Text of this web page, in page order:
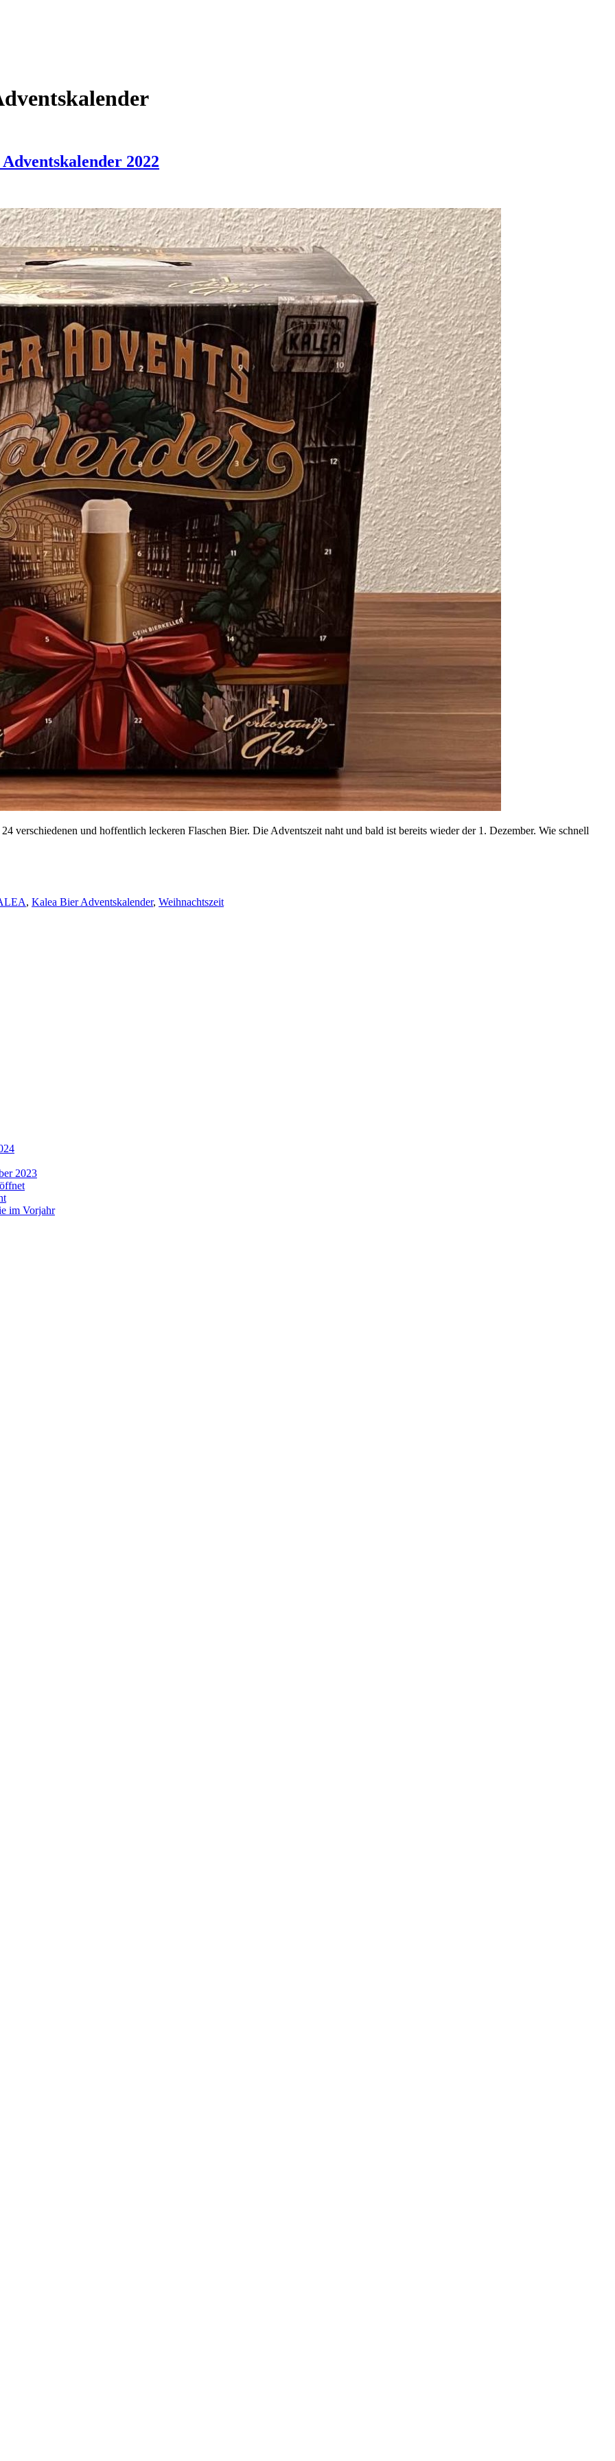
2022
verschiedenen und hoffentlich leckeren Flaschen Bier. Die Adventszeit naht und bald ist bereits wieder der 1. Dezember. Wie schnell
, Kalea Bier Adventskalender, Weihnachtszeit
2023
im Vorjahr